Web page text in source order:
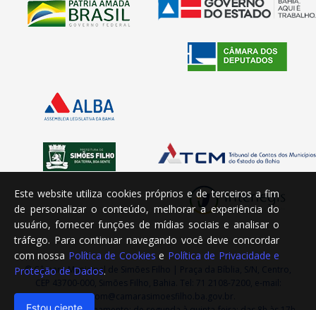
© Câmara Municipal de Simões Filho | Praça da Bíblia, S/N, Centro,
CEP 43700-000, Simões Filho, Bahia. Tel: 71 2108-7200, e-mail:
ascom@camarasimoesfilho.ba.gov.br.
Este website utiliza cookies próprios e de terceiros a fim
de personalizar o conteúdo, melhorar a experiência do
usuário, fornecer funções de mídias sociais e analisar o
tráfego. Para continuar navegando você deve concordar
com nossa Política de Cookies e Política de Privacidade e
Proteção de Dados.
Estou ciente